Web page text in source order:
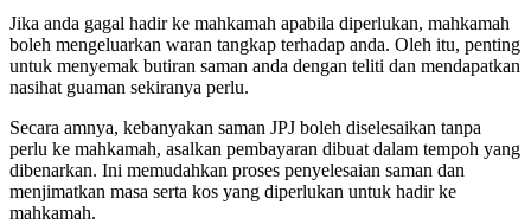
Jika anda gagal hadir ke mahkamah apabila diperlukan, mahkamah
boleh mengeluarkan waran tangkap terhadap anda. Oleh itu, penting
untuk menyemak butiran saman anda dengan teliti dan mendapatkan
nasihat guaman sekiranya perlu.
Secara amnya, kebanyakan saman JPJ boleh diselesaikan tanpa
perlu ke mahkamah, asalkan pembayaran dibuat dalam tempoh yang
dibenarkan. Ini memudahkan proses penyelesaian saman dan
menjimatkan masa serta kos yang diperlukan untuk hadir ke
mahkamah.